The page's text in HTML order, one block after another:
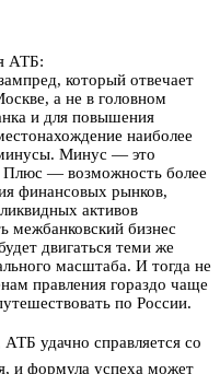
АТБ:
который отвечает
а не в головном
и для повышения
наиболее
Минус — это
Плюс — возможность более
финансовых рынков,
активов
межбанковский бизнес
двигаться теми же
масштаба. И тогда не
правления гораздо чаще
по России.
удачно справляется со
и формула успеха может